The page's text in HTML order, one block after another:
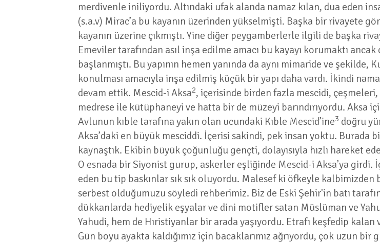
merdivenle iniliyordu. Altındaki ufak alanda namaz kılan, dua eden
(s.a.v) Mirac’a bu kayanın üzerinden yükselmişti. Başka bir rivayete
kayanın üzerine çıkmıştı. Yine diğer peygamberlerle ilgili de başka
Emeviler tarafından asıl inşa edilme amacı bu kayayı korumaktı
başlanmıştı. Bu yapının hemen yanında da aynı mimaride ve
konulması amacıyla inşa edilmiş küçük bir yapı daha vardı. İkindi
devam ettik. Mescid-i Aksa2, içerisinde birden fazla mescidi,
medrese ile kütüphaneyi ve hatta bir de müzeyi barındırıyordu.
Avlunun kıble tarafına yakın olan ucundaki Kıble Mescid’ine3 doğru
Aksa’daki en büyük mesciddi. İçerisi sakindi, pek insan yoktu.
kaynaştık. Ekibin büyük çoğunluğu gençti, dolayısıyla hızlı hareket
O esnada bir Siyonist gurup, askerler eşliğinde Mescid-i Aksa’ya girdi.
eden bu tip baskınlar sık sık oluyordu. Malesef ki öfkeyle
serbest olduğumuzu söyledi rehberimiz. Biz de Eski Şehir'in batı
dükkanlarda hediyelik eşyalar ve dini motifler satan Müslüman ve
Yahudi, hem de Hıristiyanlar bir arada yaşıyordu. Etrafı keşfedip kalan
Gün boyu ayakta kaldığımız için bacaklarımız ağrıyordu, çok uzun